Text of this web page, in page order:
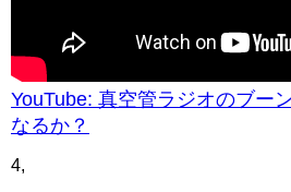
YouTube: 真空管ラジオのブー
なるか？
4,